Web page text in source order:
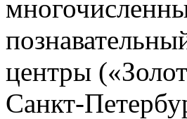
центры
Санкт-